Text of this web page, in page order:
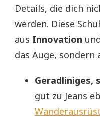
Details, die dich
werden. Diese
aus Innovation
das Auge, sondern
Geradliniges,
gut zu Jeans